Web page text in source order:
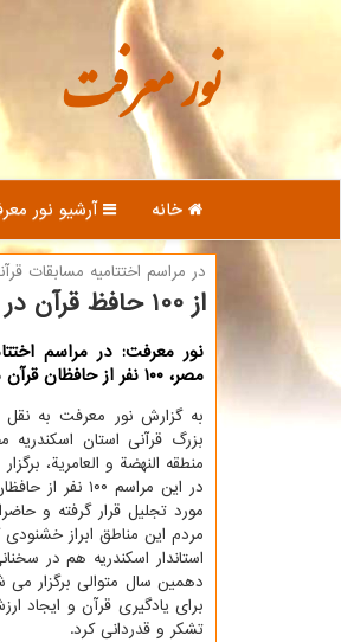
نور معرفت
خانه آرشیو نور
در مراسم اختتامیه مسابقات
از 100 حافظ قرآن در اسکندریه مصر تجلیل شد
نور معرفت: در مراسم
مصر، ۱۰۰ نفر از حافظان قرآن مورد تجلیل قرار گرفتند.
به گزارش نور معرفت به نقل
بزرگ قرآنی استان
منطقه النهضة و العامریة،
در این مراسم ۱۰۰ نفر از حافظان
مورد تجلیل قرار گرفته و
مردم این مناطق ابراز خشنودی
استاندار اسکندریه هم در
دهمین سال متوالی برگزار می
برای یادگیری قرآن و ایجاد
تشکر و قدردانی کرد.